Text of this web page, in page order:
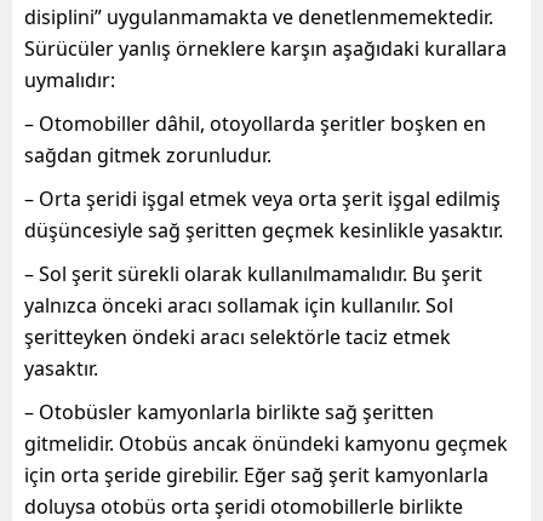
disiplini” uygulanmamakta ve denetlenmemektedir.
Sürücüler yanlış örneklere karşın aşağıdaki kurallara
uymalıdır:
– Otomobiller dâhil, otoyollarda şeritler boşken en
sağdan gitmek zorunludur.
– Orta şeridi işgal etmek veya orta şerit işgal edilmiş
düşüncesiyle sağ şeritten geçmek kesinlikle yasaktır.
– Sol şerit sürekli olarak kullanılmamalıdır. Bu şerit
yalnızca önceki aracı sollamak için kullanılır. Sol
şeritteyken öndeki aracı selektörle taciz etmek
yasaktır.
– Otobüsler kamyonlarla birlikte sağ şeritten
gitmelidir. Otobüs ancak önündeki kamyonu geçmek
için orta şeride girebilir. Eğer sağ şerit kamyonlarla
doluysa otobüs orta şeridi otomobillerle birlikte